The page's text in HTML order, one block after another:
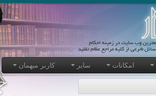
امکانات سایر کاربر میهمان